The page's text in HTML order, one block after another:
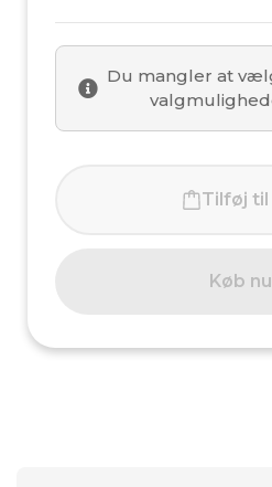
1 fisk
2 fiskDu mangler at
Tilføj til
Køb nu